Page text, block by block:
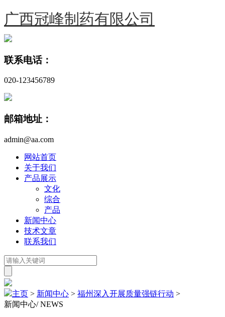
广西冠峰制药有限公司
联系电话：
020-123456789
邮箱地址：
admin@aa.com
网站首页
关于我们
产品展示
文化
综合
产品
新闻中心
技术文章
联系我们
主页 > 新闻中心 > 福州深入开展质量强链行动 >
新闻中心/ NEWS